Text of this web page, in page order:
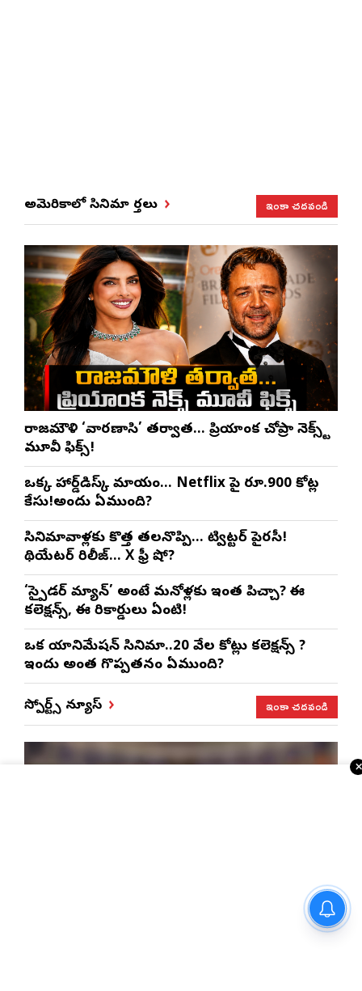
అమెరికాలో సినిమా వార్తలు ఇంకా చదవండి
రాజమౌళి ‘వారణాసి’ తర్వాత… ప్రియాంక చోప్రా నెక్స్ట్
మూవీ ఫిక్స్!
ఒక్క హార్డ్‌డిస్క్ మాయం… Netflix పై రూ.900 కోట్ల
కేసు!అందులో ఏముంది?
సినిమావాళ్లకు కొత్త తలనొప్పి… ట్విట్టర్ పైరసీ!
థియేటర్‌లో రిలీజ్… Xలో ఫ్రీ షో?
‘స్పైడర్ మ్యాన్’ అంటే మనోళ్లకు ఇంత పిచ్చా? ఈ
కలెక్షన్స్, ఈ రికార్డులు ఏంటి!
ఒక యానిమేషన్ సినిమా..20 వేల కోట్లు కలెక్షన్స్ ?
ఇందులో అంత గొప్పతనం ఏముంది?
స్పోర్ట్స్ న్యూస్ ఇంకా చదవండి
ఇండియన్ క్రికెట్ లో ఐపీఎల్ కుదుపు, గాయాలపై బోర్డు